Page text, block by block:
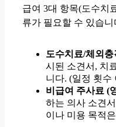
급여 3대 항목(도수치
류가 필요할 수 있습니
도수치료/체외충
시된 소견서, 치
니다. (일정 횟수
비급여 주사료 (
하는 의사 소견
이나 미용 목적